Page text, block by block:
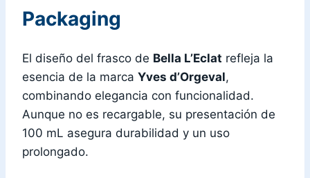
Packaging
El diseño del frasco de Bella L’Eclat refleja la
esencia de la marca Yves d’Orgeval,
combinando elegancia con funcionalidad.
Aunque no es recargable, su presentación de
100 mL asegura durabilidad y un uso
prolongado.